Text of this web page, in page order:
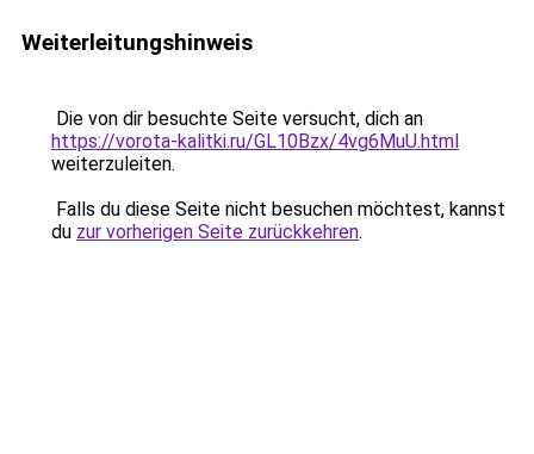
Weiterleitungshinweis
Die von dir besuchte Seite versucht, dich an
https://vorota-kalitki.ru/GL10Bzx/4vg6MuU.html
weiterzuleiten.
Falls du diese Seite nicht besuchen möchtest, kannst
du zur vorherigen Seite zurückkehren.